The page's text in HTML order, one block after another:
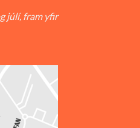
júlí, fram yfir